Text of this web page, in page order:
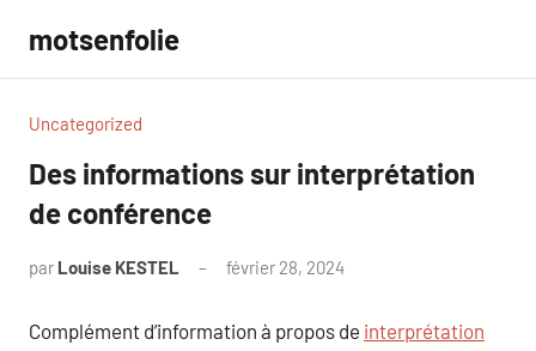
contenu
motsenfolie
Uncategorized
Des informations sur interprétation
de conférence
par Louise KESTEL février 28, 2024
Complément d’information à propos de interprétation